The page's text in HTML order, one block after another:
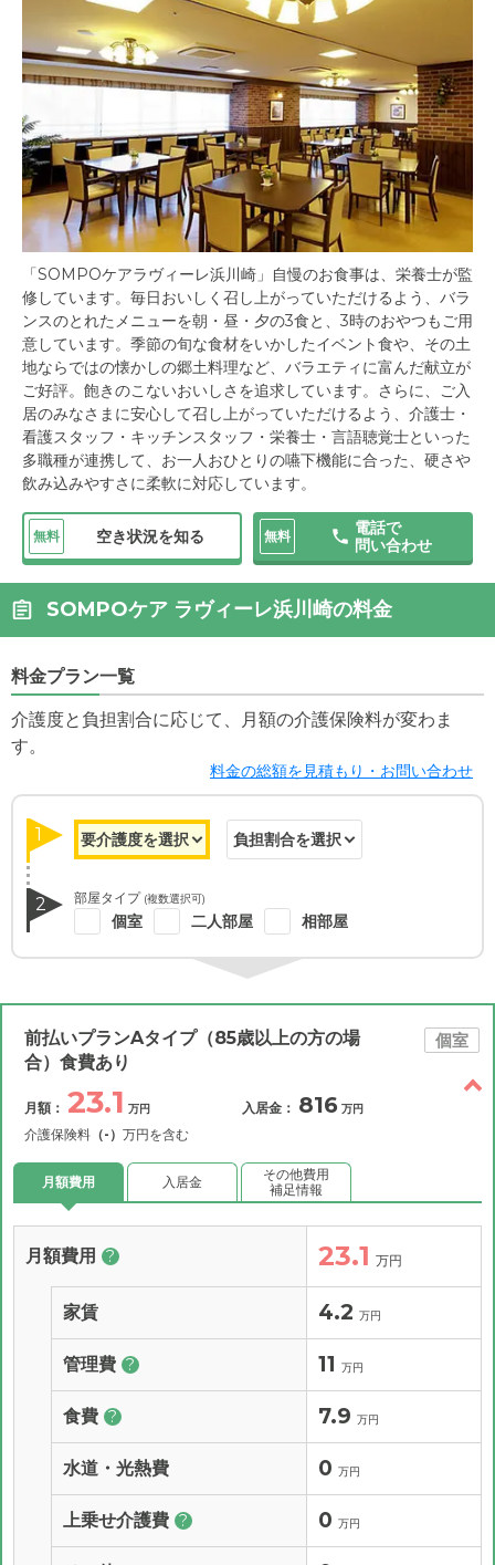
「SOMPOケアラヴィーレ浜川崎」自慢のお食事は、栄養士が監
修しています。毎日おいしく召し上がっていただけるよう、バラ
ンスのとれたメニューを朝・昼・夕の3食と、3時のおやつもご用
意しています。季節の旬な食材をいかしたイベント食や、その土
地ならではの懐かしの郷土料理など、バラエティに富んだ献立が
ご好評。飽きのこないおいしさを追求しています。さらに、ご入
居のみなさまに安心して召し上がっていただけるよう、介護士・
看護スタッフ・キッチンスタッフ・栄養士・言語聴覚士といった
多職種が連携して、お一人おひとりの嚥下機能に合った、硬さや
飲み込みやすさに柔軟に対応しています。
無料 空き状況を知る 無料
電話で
問い合わせ
SOMPOケア ラヴィーレ浜川崎の料金
料金プラン一覧
介護度と負担割合に応じて、月額の介護保険料が変わま
す。
料金の総額を見積もり・お問い合わせ
1
2 部屋タイプ (複数選択可)
個室 二人部屋 相部屋
前払いプランAタイプ（85歳以上の方の場
合）食費あり
個室
月額： 23.1 万円
介護保険料 （-） 万円を含む
入居金： 816 万円
月額費用 入居金
その他費用
補足情報
月額費用 ? 23.1 万円
家賃 4.2 万円
管理費 ? 11 万円
食費 ? 7.9 万円
水道・光熱費 0 万円
上乗せ介護費 ? 0 万円